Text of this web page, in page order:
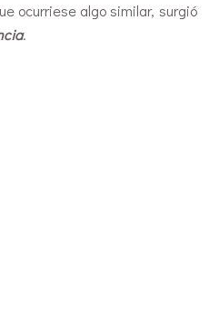
ocurriese algo similar, surgió
.